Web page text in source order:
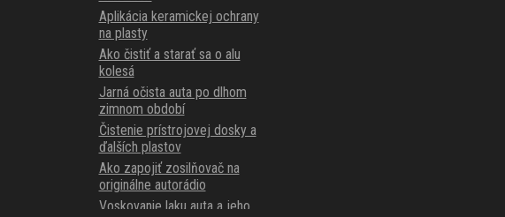
Aplikácia keramickej ochrany
na plasty
Ako čistiť a starať sa o alu
kolesá
Jarná očista auta po dlhom
zimnom období
Čistenie prístrojovej dosky a
ďalších plastov
Ako zapojiť zosilňovač na
originálne autorádio
Voskovanie laku auta a jeho